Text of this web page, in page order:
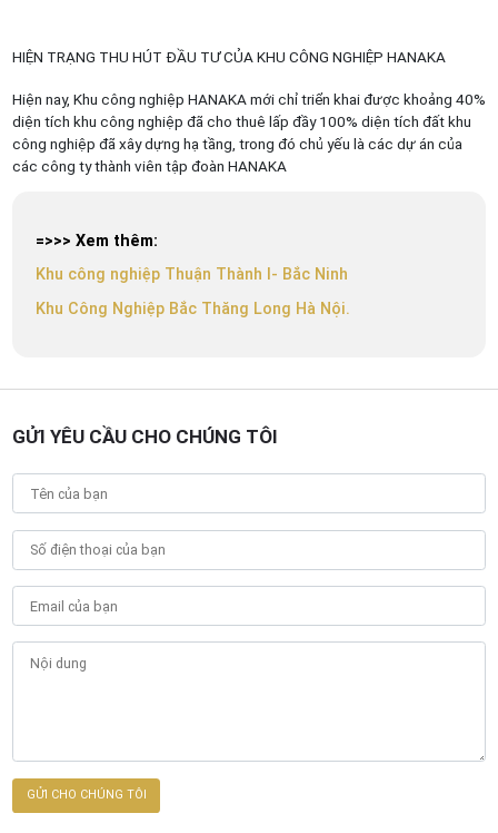
HIỆN TRẠNG THU HÚT ĐẦU TƯ CỦA KHU CÔNG NGHIỆP HANAKA
Hiện nay, Khu công nghiệp HANAKA mới chỉ triển khai được khoảng 40%
diện tích khu công nghiệp đã cho thuê lấp đầy 100% diện tích đất khu
công nghiệp đã xây dựng hạ tầng, trong đó chủ yếu là các dự án của
các công ty thành viên tập đoàn HANAKA
=>>> Xem thêm:
Khu công nghiệp Thuận Thành I- Bắc Ninh
Khu Công Nghiệp Bắc Thăng Long Hà Nội.
GỬI YÊU CẦU CHO CHÚNG TÔI